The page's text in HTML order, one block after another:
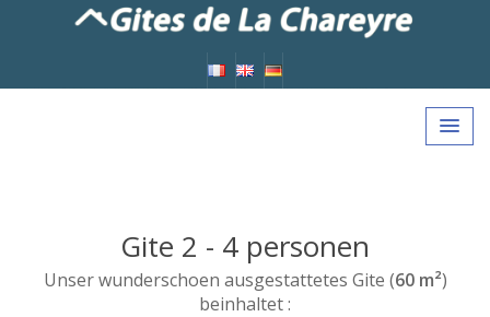
Gite 2 - 4 personen
Unser wunderschoen ausgestattetes Gite (60 m²)
beinhaltet :